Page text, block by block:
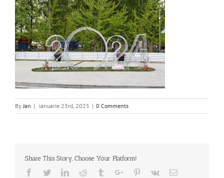
ByJan | ianuarie 23rd, 2025 | 0 Comments
Share This Story, Choose Your Platform!
Facebook
TwitterLinkedinReddit TumblrGoogle+Pinterest
Vk Email